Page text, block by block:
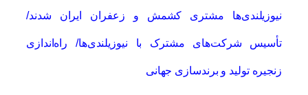
نیوزیلندی‌ها مشتری کشمش و زعفران ایران شدند/
تأسیس شرکت‌های مشترک با نیوزیلندی‌ها/ راه‌اندازی
زنجیره تولید و برندسازی جهانی